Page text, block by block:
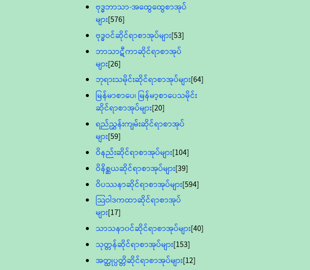
ဗုဒ္ဓဘာသာ-အထွေထွေစာအုပ်
များ[576]
ဗုဒ္ဓဝင်ဆိုင်ရာစာအုပ်များ[53]
ဘာသာဋီကာဆိုင်ရာစာအုပ်
များ[26]
ဘုရားသမိုင်းဆိုင်ရာစာအုပ်များ[64]
မြန်မာစာပေ၊ မြန်မာ့စာပေသမိုင်း
ဆိုင်ရာစာအုပ်များ[20]
ရည်ညွှန်းကျမ်းဆိုင်ရာစာအုပ်
များ[59]
ဝိနည်းဆိုင်ရာစာအုပ်များ[104]
ဝိနိစ္ဆယဆိုင်ရာစာအုပ်များ[39]
ဝိပဿနာဆိုင်ရာစာအုပ်များ[594]
သြဝါဒကထာဆိုင်ရာစာအုပ်
များ[17]
သာသနာ၀င်ဆိုင်ရာစာအုပ်များ[40]
သုတ္တန်ဆိုင်ရာစာအုပ်များ[153]
အတ္ထုပ္ပတ္တိဆိုင်ရာစာအုပ်များ[12]